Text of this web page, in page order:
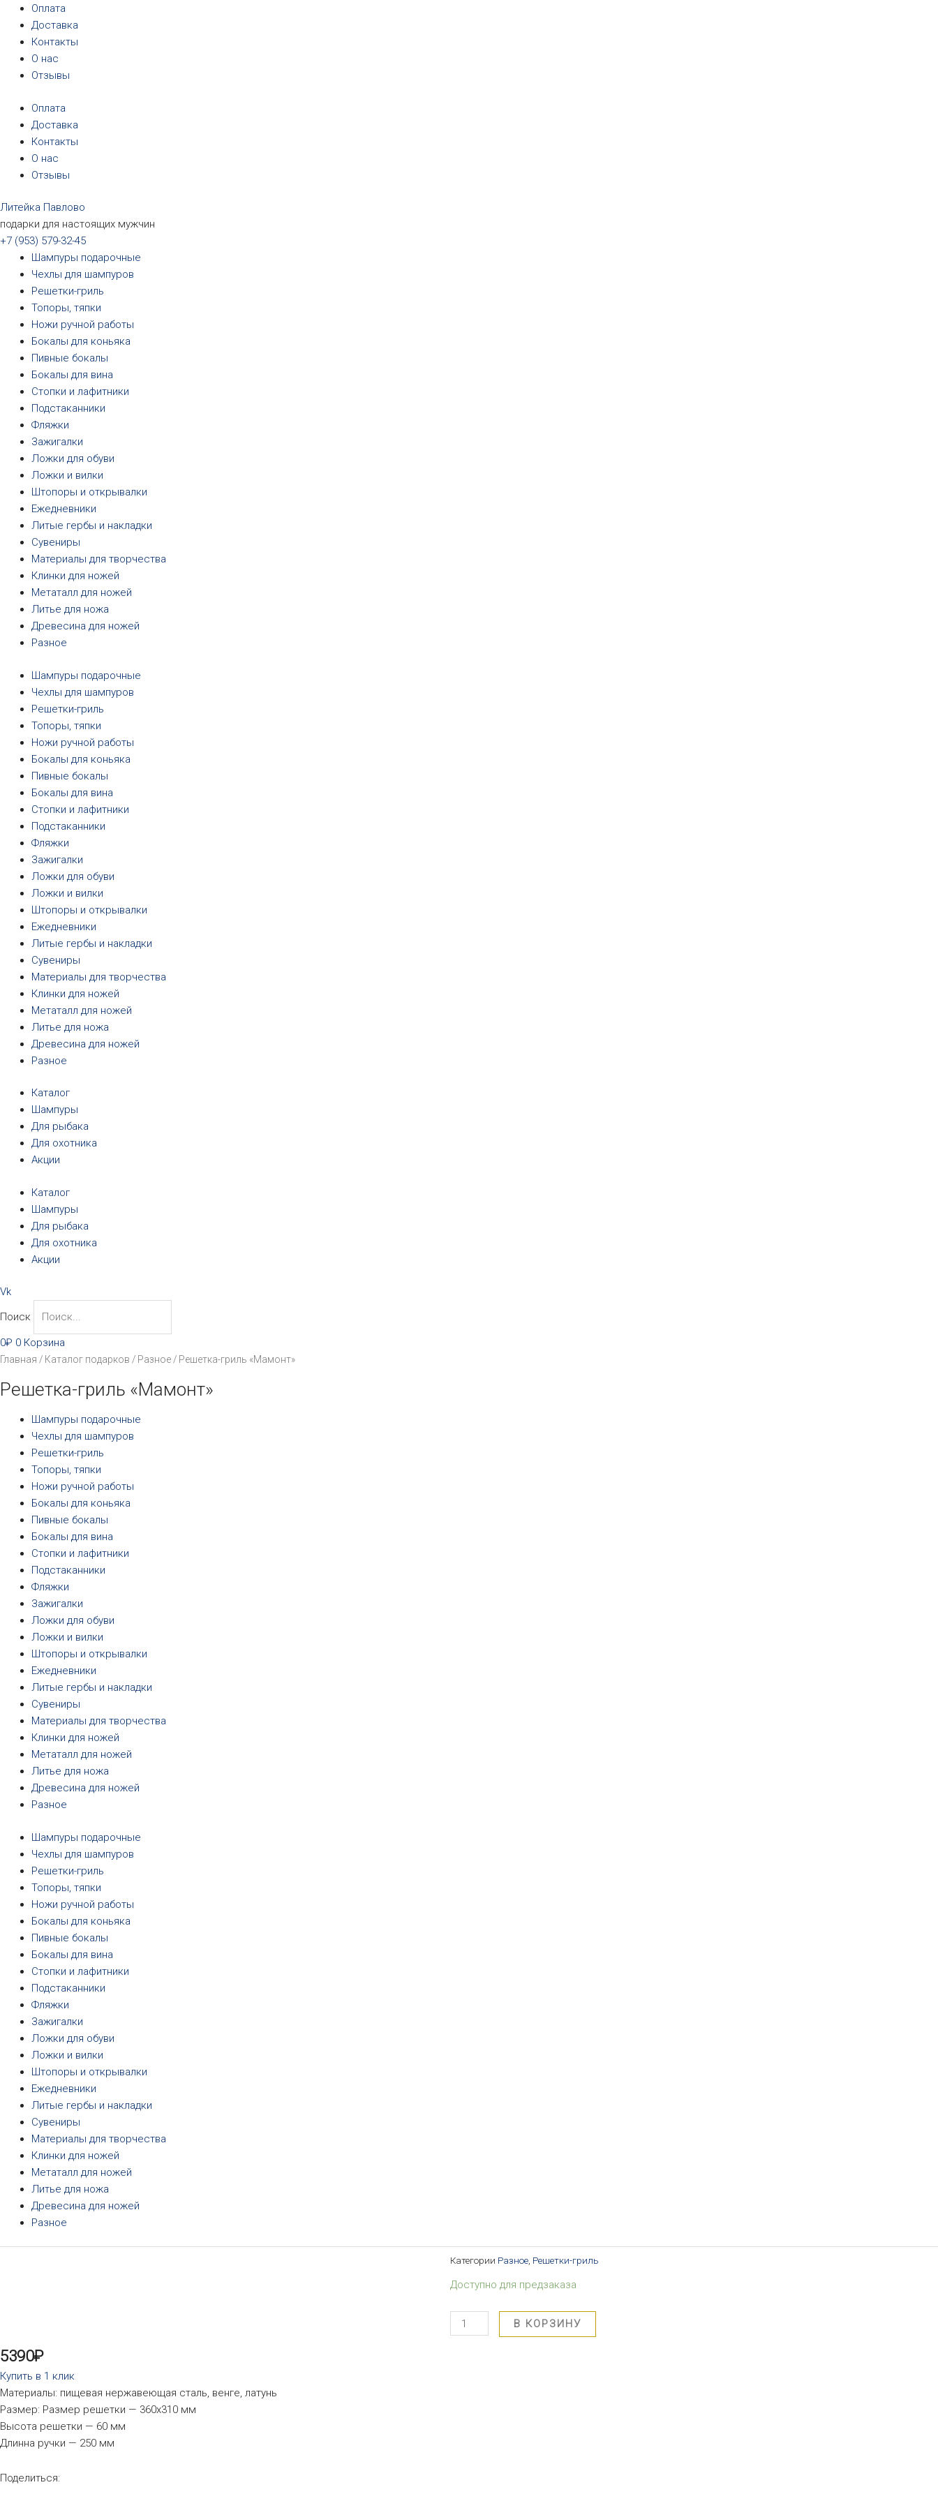
Перейти
содержимому
Оплата
Доставка
Контакты
О нас
Отзывы
Оплата
Доставка
Контакты
О нас
Отзывы
Литейка Павлово
подарки для настоящих мужчин
+7 (953) 579-32-45
Шампуры подарочные
Чехлы для шампуров
Решетки-гриль
Топоры, тяпки
Ножи ручной работы
Бокалы для коньяка
Пивные бокалы
Бокалы для вина
Стопки и лафитники
Подстаканники
Фляжки
Зажигалки
Ложки для обуви
Ложки и вилки
Штопоры и открывалки
Ежедневники
Литые гербы и накладки
Сувениры
Материалы для творчества
Клинки для ножей
Метаталл для ножей
Литье для ножа
Древесина для ножей
Разное
Шампуры подарочные
Чехлы для шампуров
Решетки-гриль
Топоры, тяпки
Ножи ручной работы
Бокалы для коньяка
Пивные бокалы
Бокалы для вина
Стопки и лафитники
Подстаканники
Фляжки
Зажигалки
Ложки для обуви
Ложки и вилки
Штопоры и открывалки
Ежедневники
Литые гербы и накладки
Сувениры
Материалы для творчества
Клинки для ножей
Метаталл для ножей
Литье для ножа
Древесина для ножей
Разное
Каталог
Шампуры
Для рыбака
Для охотника
Акции
Каталог
Шампуры
Для рыбака
Для охотника
Акции
Vk
Поиск
0₽ 0 Корзина
Главная / Каталог подарков / Разное / Решетка-гриль «Мамонт»
Решетка-гриль «Мамонт»
Шампуры подарочные
Чехлы для шампуров
Решетки-гриль
Топоры, тяпки
Ножи ручной работы
Бокалы для коньяка
Пивные бокалы
Бокалы для вина
Стопки и лафитники
Подстаканники
Фляжки
Зажигалки
Ложки для обуви
Ложки и вилки
Штопоры и открывалки
Ежедневники
Литые гербы и накладки
Сувениры
Материалы для творчества
Клинки для ножей
Метаталл для ножей
Литье для ножа
Древесина для ножей
Разное
Шампуры подарочные
Чехлы для шампуров
Решетки-гриль
Топоры, тяпки
Ножи ручной работы
Бокалы для коньяка
Пивные бокалы
Бокалы для вина
Стопки и лафитники
Подстаканники
Фляжки
Зажигалки
Ложки для обуви
Ложки и вилки
Штопоры и открывалки
Ежедневники
Литые гербы и накладки
Сувениры
Материалы для творчества
Клинки для ножей
Метаталл для ножей
Литье для ножа
Древесина для ножей
Разное
Категории Разное Решетки-гриль
Доступно для предзаказа
В КОРЗИНУ
5390₽
Купить в 1 клик
Материалы: пищевая нержавеющая сталь, венге, латунь
Размер: Размер решетки — 360х310 мм
Высота решетки — 60 мм
Длинна ручки — 250 мм
Поделиться: